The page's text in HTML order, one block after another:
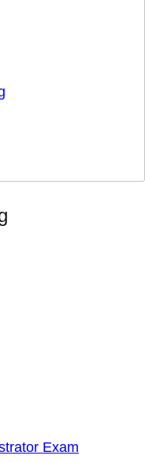
Exam